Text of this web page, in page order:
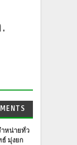
ำหน่ายทั่ว
ธ์ มุ่งยก